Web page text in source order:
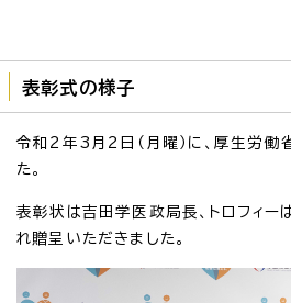
表彰式の様子
令和2年3月2日（月曜）に、厚生労働
た。
表彰状は吉田学医政局長、トロフィー
れ贈呈いただきました。